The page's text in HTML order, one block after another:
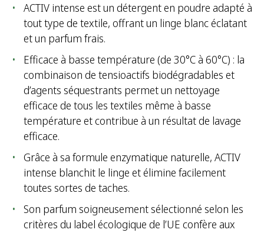
ACTIV intense est un détergent en poudre adapté à
tout type de textile, offrant un linge blanc éclatant
et un parfum frais.
Efficace à basse température (de 30°C à 60°C) : la
combinaison de tensioactifs biodégradables et
d’agents séquestrants permet un nettoyage
efficace de tous les textiles même à basse
température et contribue à un résultat de lavage
efficace.
Grâce à sa formule enzymatique naturelle, ACTIV
intense blanchit le linge et élimine facilement
toutes sortes de taches.
Son parfum soigneusement sélectionné selon les
critères du label écologique de l’UE confère aux